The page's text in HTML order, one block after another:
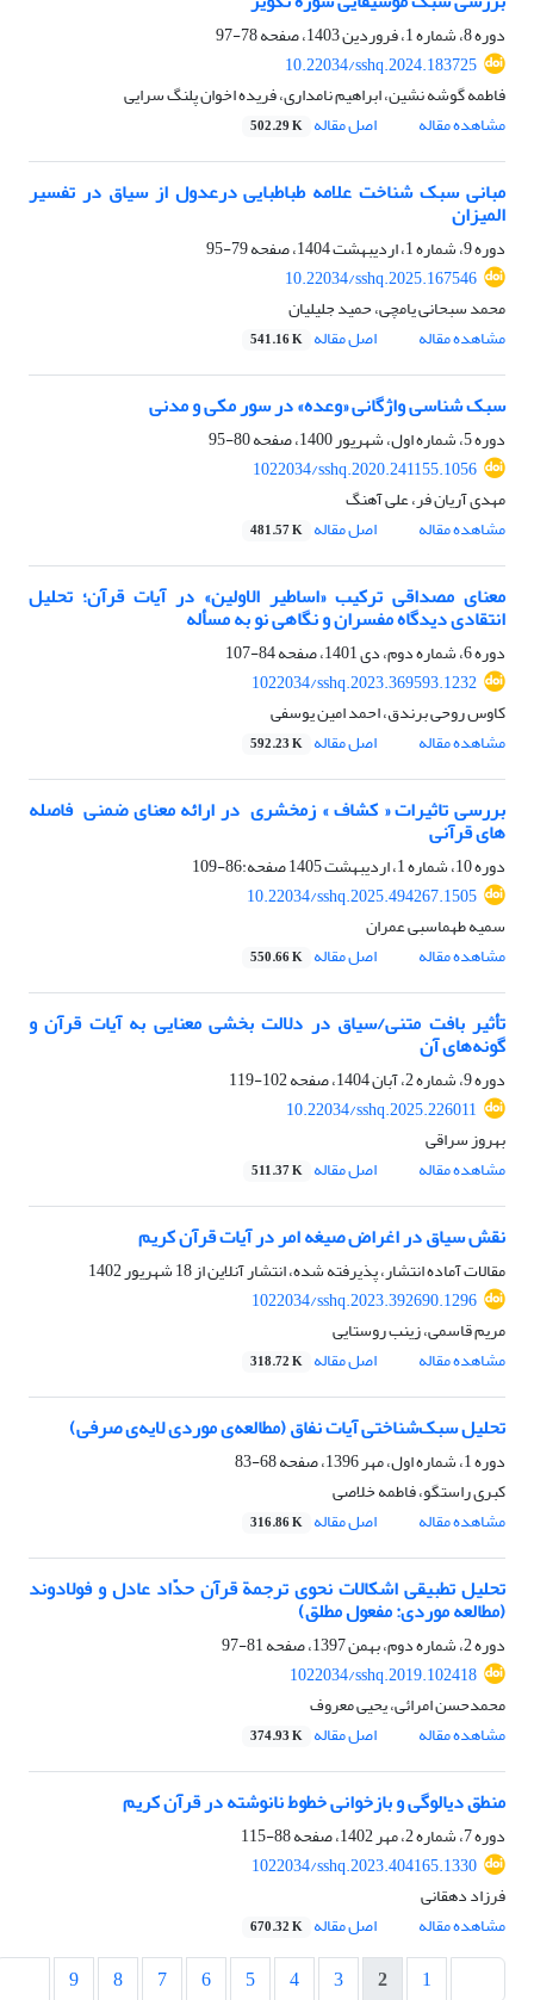
دوره 8، شماره 1، فروردین 1403، صفحه
78-97
10.22034/sshq.2024.183725
فاطمه گوشه نشین، ابراهیم نامداری، فریده اخوان پلنگ سرایی
مشاهده مقاله
اصل مقاله 502.29 K
مبانی سبک شناخت علامه طباطبایی درعدول از سیاق در تفسیر
المیزان
دوره 9، شماره 1، اردیبهشت 1404، صفحه
79-95
10.22034/sshq.2025.167546
محمد سبحانی یامچی، حمید جلیلیان
مشاهده مقاله
اصل مقاله 541.16 K
سبک شناسی واژگانی «وعده» در سور مکی و مدنی
دوره 5، شماره اول، شهریور 1400، صفحه
80-95
1022034/sshq.2020.241155.1056
مهدی آریان فر، علی آهنگ
مشاهده مقاله
اصل مقاله 481.57 K
معنای مصداقی ترکیب «اساطیر الاولین» در آیات قرآن؛ تحلیل
انتقادی دیدگاه مفسران و نگاهی نو به مسأله
دوره 6، شماره دوم، دی 1401، صفحه
84-107
1022034/sshq.2023.369593.1232
کاوس روحی برندق، احمد امین یوسفی
مشاهده مقاله
اصل مقاله 592.23 K
بررسی تاثیرات « کشاف » زمخشری ‏ در ارائه معنای ضمنی ‏ فاصله
های قرآنی ‏
دوره 10، شماره 1، اردیبهشت 1405
صفحه:86-109
10.22034/sshq.2025.494267.1505
سمیه طهماسبی عمران
مشاهده مقاله
اصل مقاله 550.66 K
تأثیر بافت متنی/سیاق در دلالت بخشی معنایی به آیات قرآن و
گونه‌های آن
دوره 9، شماره 2، آبان 1404، صفحه
102-119
10.22034/sshq.2025.226011
بهروز سراقی
مشاهده مقاله
اصل مقاله 511.37 K
نقش سیاق در اغراض صیغه امر در آیات قرآن کریم
مقالات آماده انتشار، پذیرفته شده، انتشار آنلاین از18 شهریور 1402
1022034/sshq.2023.392690.1296
مریم قاسمی، زینب روستایی
مشاهده مقاله
اصل مقاله 318.72 K
تحلیل سبک‌شناختی آیات نفاق (مطالعه‌ی موردی لایه‌ی صرفی)
دوره 1، شماره اول، مهر 1396، صفحه
68-83
کبری راستگو، فاطمه خلاصی
مشاهده مقاله
اصل مقاله 316.86 K
تحلیل تطبیقی اشکالات نحوی ترجمة قرآن حدّاد عادل و فولادوند
(مطالعه موردی: مفعول مطلق)
دوره 2، شماره دوم، بهمن 1397، صفحه
81-97
1022034/sshq.2019.102418
محمدحسن امرائى، یحیی معروف
مشاهده مقاله
اصل مقاله 374.93 K
منطق دیالوگی و بازخوانی خطوط نانوشته در قرآن کریم
دوره 7، شماره 2، مهر 1402، صفحه
88-115
1022034/sshq.2023.404165.1330
فرزاد دهقانی
مشاهده مقاله
اصل مقاله 670.32 K
1
2
3
4
5
6
7
8
9